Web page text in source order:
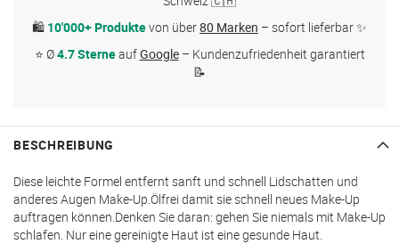
🛍 10'000+ Produktevon über80 Marken – sofort lieferbar ✨
⭐ Ø4.7 SterneaufGoogle– Kundenzufriedenheit garantiert
📝
BESCHREIBUNG
Diese leichte Formel entfernt sanft und schnell Lidschatten und
anderes Augen Make-Up.Ölfrei damit sie schnell neues Make-Up
auftragen können.Denken Sie daran: gehen Sie niemals mit Make-Up
schlafen. Nur eine gereinigte Haut ist eine gesunde Haut.